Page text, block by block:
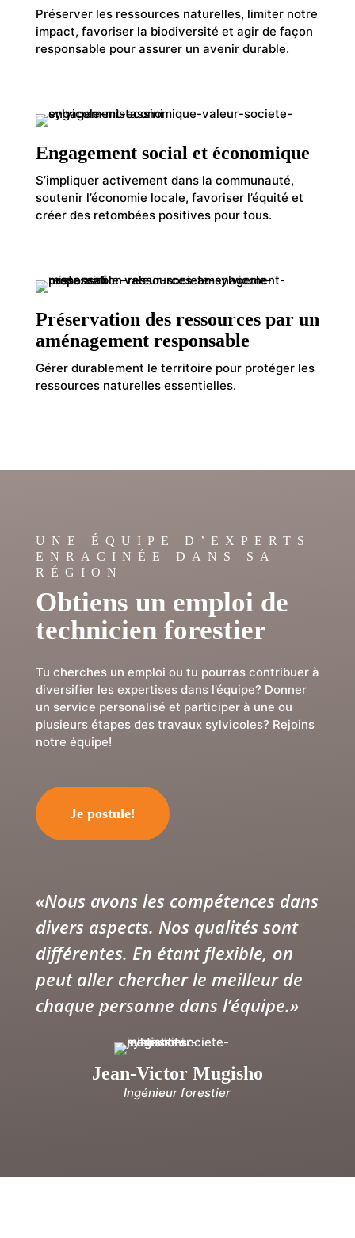
Préserver les ressources naturelles, limiter notre
impact, favoriser la biodiversité et agir de façon
responsable pour assurer un avenir durable.
Engagement social et économique
S’impliquer activement dans la communauté,
soutenir l’économie locale, favoriser l’équité et
créer des retombées positives pour tous.
Préservation des ressources par un
aménagement responsable
Gérer durablement le territoire pour protéger les
ressources naturelles essentielles.
UNE ÉQUIPE D’EXPERTS
ENRACINÉE DANS SA
RÉGION
Obtiens un emploi de
technicien forestier
Tu cherches un emploi ou tu pourras contribuer à
diversifier les expertises dans l’équipe? Donner
un service personalisé et participer à une ou
plusieurs étapes des travaux sylvicoles? Rejoins
notre équipe!
Je postule!
«Nous avons les compétences dans
divers aspects. Nos qualités sont
différentes. En étant flexible, on
peut aller chercher le meilleur de
chaque personne dans l’équipe.»
Jean-Victor Mugisho
Ingénieur forestier